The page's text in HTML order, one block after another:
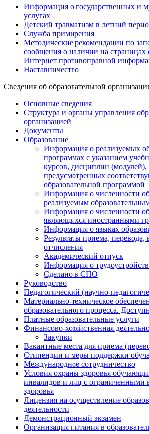
Информация о государственных и
услугах
Детский травматизм в летний
Служба примирения
Методические рекомендации по
сообщения о наличии на страницах
Интернет противоправной
Наставничество
Сведения об образовательной
Основные сведения
Структура и органы управления
организацией
Документы
Образование
Информация о реализуемых
программах с указанием
курсов, дисциплин (модулей),
предусмотренных
образовательной программой
Информация о численности
реализуемым
Информация о численности
являющихся иностранными
Информация о языках
Результаты приема, перевода,
отчисления
Академический отпуск
Информация о
Сделано в СПО
Руководство
Педагогический (научно-
Материально-техническое
образовательного процесса.
Платные образовательные услуги
Финансово-хозяйственная
Закупки
Вакантные места для приема
Стипендии и меры поддержки
Международное сотрудничество
Условия охраны здоровья
инвалидов и лиц с ограниченными
здоровья
Лицензия на осуществление
деятельности
Демонстрационный экзамен
Организация питания в